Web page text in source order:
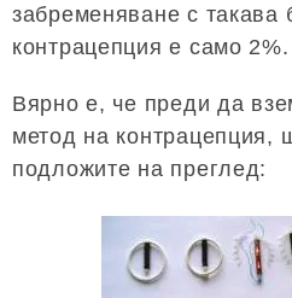
забременяване с такава
контрацепция е само 2%.
Вярно е, че преди да
метод на контрацепция,
подложите на преглед: